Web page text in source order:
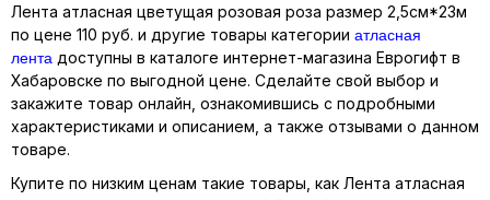
Лента атласная цветущая розовая роза размер 2,5см*23м
по цене 110 руб. и другие товары категории атласная
лента доступны в каталоге интернет-магазина Еврогифт в
Хабаровске по выгодной цене. Сделайте свой выбор и
закажите товар онлайн, ознакомившись с подробными
характеристиками и описанием, а также отзывами о данном
товаре.
Купите по низким ценам такие товары, как Лента атласная